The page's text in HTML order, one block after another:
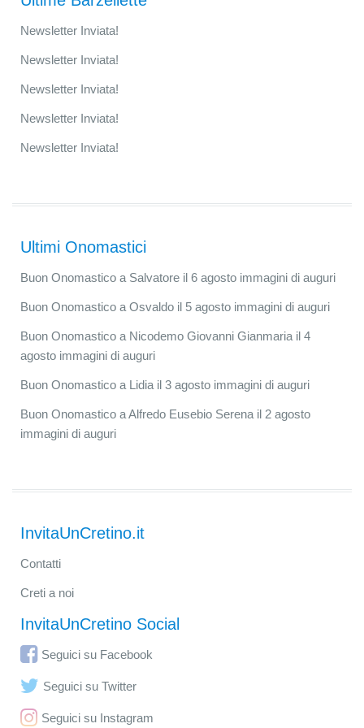
Newsletter Inviata!
Newsletter Inviata!
Newsletter Inviata!
Newsletter Inviata!
Newsletter Inviata!
Ultimi Onomastici
Buon Onomastico a Salvatore il 6 agosto immagini di auguri
Buon Onomastico a Osvaldo il 5 agosto immagini di auguri
Buon Onomastico a Nicodemo Giovanni Gianmaria il 4
agosto immagini di auguri
Buon Onomastico a Lidia il 3 agosto immagini di auguri
Buon Onomastico a Alfredo Eusebio Serena il 2 agosto
immagini di auguri
InvitaUnCretino.it
Contatti
Creti a noi
InvitaUnCretino Social
Seguici su Facebook
Seguici su Twitter
Seguici su Instagram